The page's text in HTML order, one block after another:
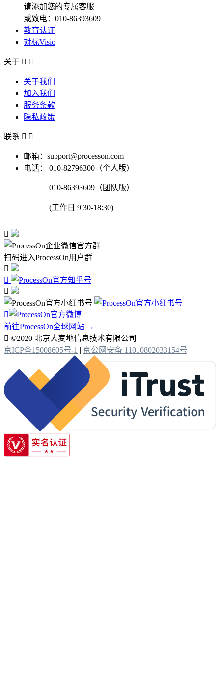
请添加您的专属客服
或致电：010-86393609
教育认证
对标Visio
关于  
关于我们
加入我们
服务条款
隐私政策
联系  
邮箱：support@processon.com
电话：
010-82796300（个人版）
010-86393609（团队版）
(工作日 9:30-18:30)

扫码进入ProcessOn用户群




前往ProcessOn全球网站 →
 ©2020 北京大麦地信息技术有限公司
京ICP备15008605号-1 | 京公网安备 11010802033154号